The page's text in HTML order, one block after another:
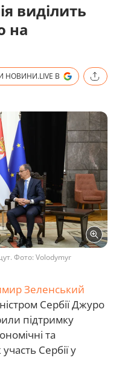
виділить
на
НОВИНИ.LIVE В
Фото: Volodymyr
Зеленський
Сербії Джуро
підтримку
та
Сербії у